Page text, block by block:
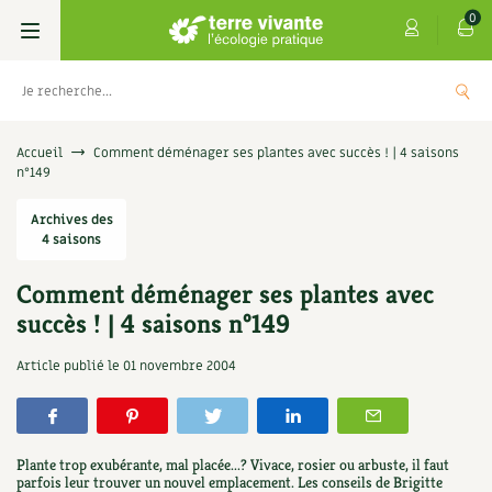
0
Livres
Techniques de jardinage
Verger, arbres
Petit élevage
Aménagement jardin
Se réabonner
Offrir un abonnement
Les numéros
4 saisons
Graines, semences
Potagères
Aromatiques
Florales
Cartes cadeau
Centre Terre vivante
Découvrir le Centre
Visiter en famille, entre amis
Infos & conseils
Jardin bio
Parole libre
Accueil
Comment déménager ses plantes avec succès ! | 4 saisons
n°149
Archives des
4 saisons
Comment déménager ses plantes avec
succès ! | 4 saisons n°149
Article publié le 01 novembre 2004
Plante trop exubérante, mal placée...? Vivace, rosier ou arbuste, il faut
parfois leur trouver un nouvel emplacement. Les conseils de Brigitte
Les antisèches de Terre vivante : Les
9,90€